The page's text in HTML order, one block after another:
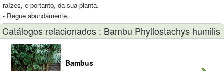
raízes, e portanto, da sua planta.
- Regue abundamente.
Catálogos relacionados : Bambu Phyllostachys humilis
Bambus